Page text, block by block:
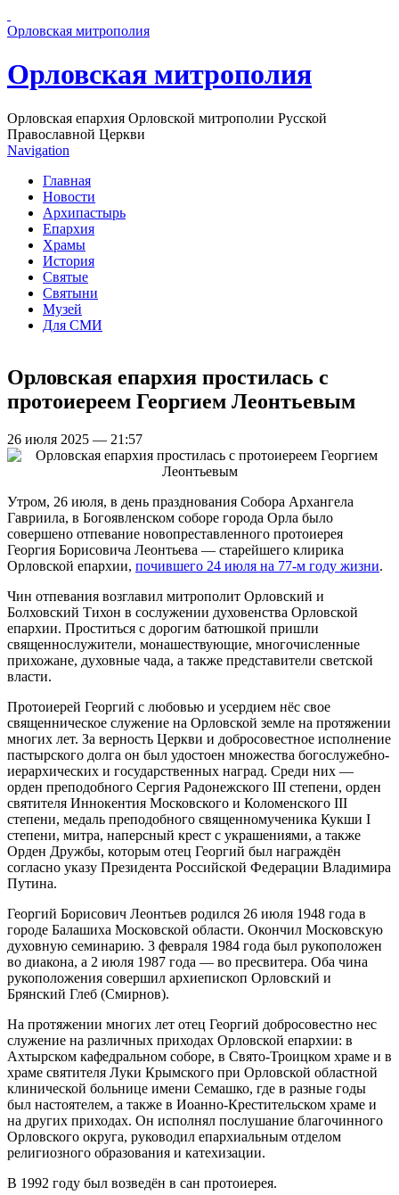
Орловская митрополия
Орловская митрополия
Орловская епархия Орловской митрополии Русской
Православной Церкви
Navigation
Главная
Новости
Архипастырь
Епархия
Храмы
История
Святые
Святыни
Музей
Для СМИ
Орловская епархия простилась с
протоиереем Георгием Леонтьевым
26 июля 2025 — 21:57
Утром, 26 июля, в день празднования Собора Архангела
Гавриила, в Богоявленском соборе города Орла было
совершено отпевание новопреставленного протоиерея
Георгия Борисовича Леонтьева — старейшего клирика
Орловской епархии, почившего 24 июля на 77-м году жизни.
Чин отпевания возглавил митрополит Орловский и
Болховский Тихон в сослужении духовенства Орловской
епархии. Проститься с дорогим батюшкой пришли
священнослужители, монашествующие, многочисленные
прихожане, духовные чада, а также представители светской
власти.
Протоиерей Георгий с любовью и усердием нёс свое
священническое служение на Орловской земле на протяжении
многих лет. За верность Церкви и добросовестное исполнение
пастырского долга он был удостоен множества богослужебно-
иерархических и государственных наград. Среди них —
орден преподобного Сергия Радонежского III степени, орден
святителя Иннокентия Московского и Коломенского III
степени, медаль преподобного священномученика Кукши I
степени, митра, наперсный крест с украшениями, а также
Орден Дружбы, которым отец Георгий был награждён
согласно указу Президента Российской Федерации Владимира
Путина.
Георгий Борисович Леонтьев родился 26 июля 1948 года в
городе Балашиха Московской области. Окончил Московскую
духовную семинарию. 3 февраля 1984 года был рукоположен
во диакона, а 2 июля 1987 года — во пресвитера. Оба чина
рукоположения совершил архиепископ Орловский и
Брянский Глеб (Смирнов).
На протяжении многих лет отец Георгий добросовестно нес
служение на различных приходах Орловской епархии: в
Ахтырском кафедральном соборе, в Свято-Троицком храме и в
храме святителя Луки Крымского при Орловской областной
клинической больнице имени Семашко, где в разные годы
был настоятелем, а также в Иоанно-Крестительском храме и
на других приходах. Он исполнял послушание благочинного
Орловского округа, руководил епархиальным отделом
религиозного образования и катехизации.
В 1992 году был возведён в сан протоиерея.